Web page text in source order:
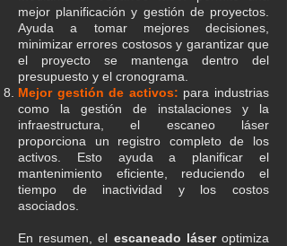
mejor planificación y gestión de proyectos.
Ayuda a tomar mejores decisiones,
minimizar errores costosos y garantizar que
el proyecto se mantenga dentro del
presupuesto y el cronograma.
Mejor gestión de activos: para industrias
como la gestión de instalaciones y la
infraestructura, el escaneo láser
proporciona un registro completo de los
activos. Esto ayuda a planificar el
mantenimiento eficiente, reduciendo el
tiempo de inactividad y los costos
asociados.
En resumen, el escaneado láseroptimiza